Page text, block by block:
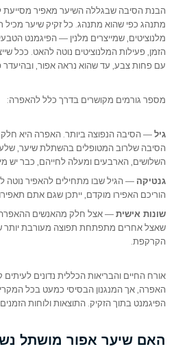
הבנת הסיבה שבגללה השיער מאפיר מסייעת
מתנהג כפי שהוא מתנהג. כל זקיק שיער מכיל
מלנוציטים, שמייצרים מלנין — הפיגמנט
הזמן, פעילות המלנוציטים נוטה להאט. ככל
עם פחות צבע, עד שהוא נראה אפור,
מספר גורמים מקושרים בדרך כלל להאפרה:
גיל— הסיבה הנפוצה ביותר. האפרה היא חלק
הסיבה שלרוב המטופלים בהשתלת שיער,
השלושים, הארבעים ומעלה לחייהם, כבר יש
גנטיקה — הגיל שבו מתחילים להאפיר
הוריכם האפירו מוקדם, ייתכן שגם אתם תאפירו.
שונות אישית— אצל חלק מהאנשים ההאפרה
שאצל אחרים מתפתחת תפוצה מעורבת יותר
הקרקפת.
אורח החיים והבריאות הכללית נדונים
האפרה, אך המנגנון הבסיסי כמעט בכל
הפיגמנט בתוך הזקיק. התוצאות ולוחות
האם שיער אפור מושתל